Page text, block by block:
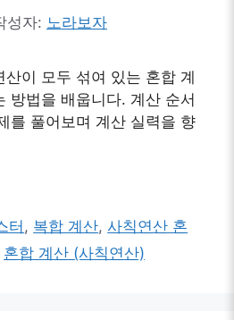
성자: 노라보자
이 모두 섞여 있는 혼합 계
방법을 배웁니다. 계산 순서
를 풀어보며 계산 실력을 향
터 , 복합 계산,사칙연산 혼
혼합 계산 (사칙연산)